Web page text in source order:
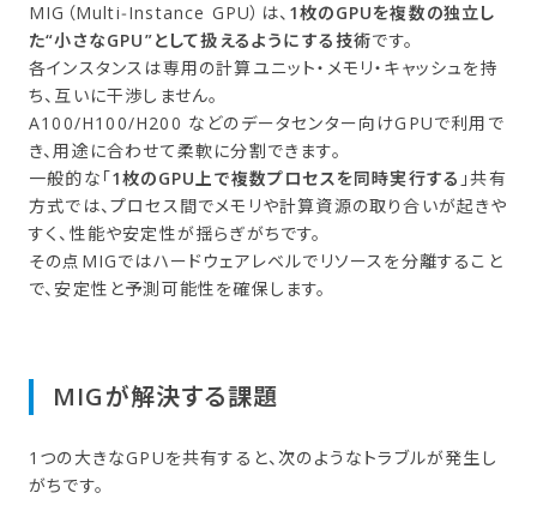
MIG（Multi‑Instance GPU）は、 1枚のGPUを複数の独立し
た“小さなGPU”として扱えるようにする技術です。
各インスタンスは専用の計算ユニット・メモリ・キャッシュを持
ち、互いに干渉しません。
A100/H100/H200 などのデータセンター向けGPUで利用で
き、用途に合わせて柔軟に分割できます。
一般的な「1枚のGPU上で複数プロセスを同時実行する 」共有
方式では、プロセス間でメモリや計算資源の取り合いが起きや
すく、性能や安定性が揺らぎがちです。
その点MIGではハードウェアレベルでリソースを分離すること
で、安定性と予測可能性を確保します。
MIGが​解決する​課題
1つの大きなGPUを共有すると、次のようなトラブルが発生し
がちです。